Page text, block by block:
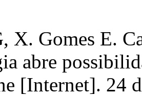
X. Gomes E.
abre
[Internet]. 24